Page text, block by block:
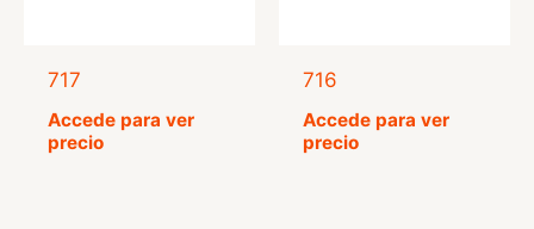
717
Accede para ver
precio
716
Accede para ver
precio